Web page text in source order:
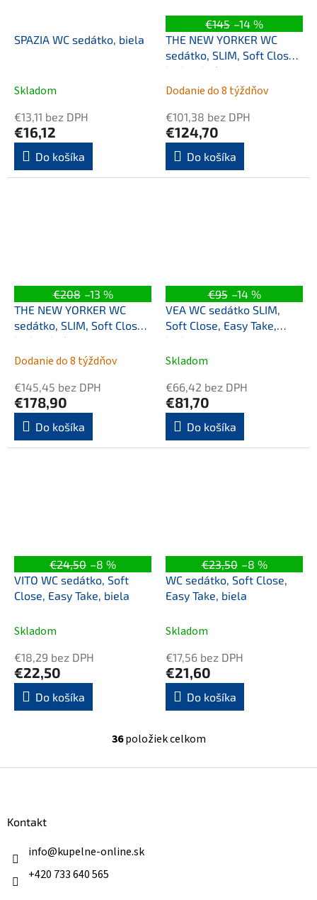
SPAZIA WC sedátko, biela
Skladom
€13,11 bez DPH
€16,12
Do košíka
€145 –14 %
THE NEW YORKER WC
sedátko, SLIM, Soft Close,
biela/chróm
Dodanie do 8 týždňov
€101,38 bez DPH
€124,70
Do košíka
€208 –13 %
THE NEW YORKER WC
sedátko, SLIM, Soft Close,
biela/chróm
Dodanie do 8 týždňov
€145,45 bez DPH
€178,90
Do košíka
€95 –14 %
VEA WC sedátko SLIM,
Soft Close, Easy Take,
biela
Skladom
€66,42 bez DPH
€81,70
Do košíka
€24,50 –8 %
VITO WC sedátko, Soft
Close, Easy Take, biela
Skladom
€18,29 bez DPH
€22,50
Do košíka
€23,50 –8 %
WC sedátko, Soft Close,
Easy Take, biela
Skladom
€17,56 bez DPH
€21,60
Do košíka
O
l
36položiek celkom
Kontakt
info@kupelne-online.sk
+420 733 640 565